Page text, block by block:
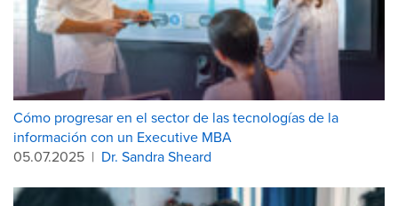
Cómo progresar en el sector de las tecnologías de la
información con un Executive MBA
05.07.2025 | Dr. Sandra Sheard